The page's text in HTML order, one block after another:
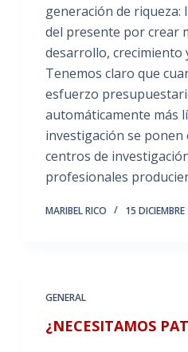
generación de riqueza:
del presente por crear
desarrollo,
Tenemos claro que
esfuerzo
automáticamente más
investigación se ponen
centros de
profesionales
MARIBEL RICO 15
GENERAL
¿NECESITAMOS